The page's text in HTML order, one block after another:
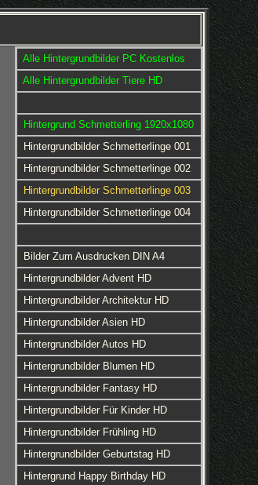
Alle Hintergrundbilder PC Kostenlos
Alle Hintergrundbilder Tiere HD
Hintergrund Schmetterling 1920x1080
Hintergrundbilder Schmetterlinge 001
Hintergrundbilder Schmetterlinge 002
Hintergrundbilder Schmetterlinge 003
Hintergrundbilder Schmetterlinge 004
Bilder Zum Ausdrucken DIN A4
Hintergrundbilder Advent HD
Hintergrundbilder Architektur HD
Hintergrundbilder Asien HD
Hintergrundbilder Autos HD
Hintergrundbilder Blumen HD
Hintergrundbilder Fantasy HD
Hintergrundbilder Für Kinder HD
Hintergrundbilder Frühling HD
Hintergrundbilder Geburtstag HD
Hintergrund Happy Birthday HD